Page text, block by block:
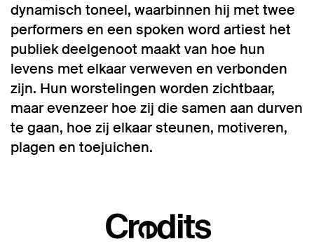
dynamisch toneel, waarbinnen hij met twee
performers en een spoken word artiest het
publiek deelgenoot maakt van hoe hun
levens met elkaar verweven en verbonden
zijn. Hun worstelingen worden zichtbaar,
maar evenzeer hoe zij die samen aan durven
te gaan, hoe zij elkaar steunen, motiveren,
plagen en toejuichen.
Credits